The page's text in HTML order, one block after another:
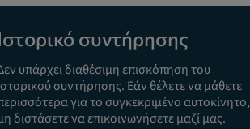
συντήρησης
υπάρχει διαθέσιμη επισκόπηση του
συντήρησης. Εάν θέλετε να μάθετε
για το συγκεκριμένο αυτοκίνητο,
διστάσετε να επικοινωνήσετε μαζί μας.